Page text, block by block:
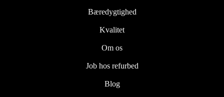
Bæredygtighed
Kvalitet
Om os
Job hos refurbed
Blog